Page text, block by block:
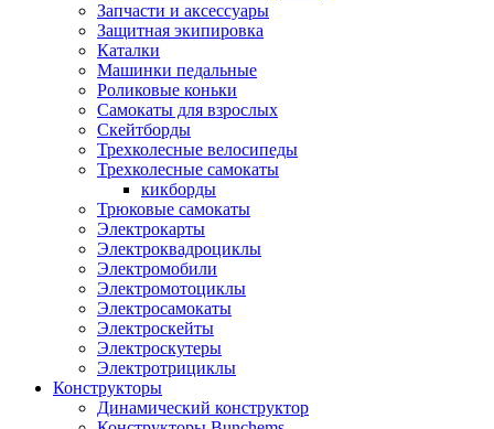
Запчасти и аксессуары
Защитная экипировка
Каталки
Машинки педальные
Роликовые коньки
Самокаты для взрослых
Скейтборды
Трехколесные велосипеды
Трехколесные самокаты
кикборды
Трюковые самокаты
Электрокарты
Электроквадроциклы
Электромобили
Электромотоциклы
Электросамокаты
Электроскейты
Электроскутеры
Электротрициклы
Конструкторы
Динамический конструктор